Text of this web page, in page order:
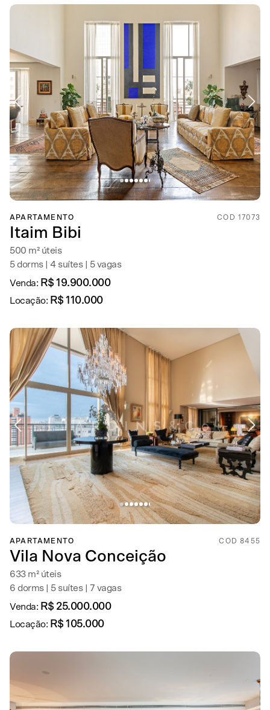
APARTAMENTO COD 17073
Itaim Bibi
500 m² úteis
5 dorms | 4 suítes | 5 vagas
Venda: R$ 19.900.000
Locação: R$ 110.000
APARTAMENTO COD 8455
Vila Nova Conceição
633 m² úteis
6 dorms | 5 suítes | 7 vagas
Venda: R$ 25.000.000
Locação: R$ 105.000